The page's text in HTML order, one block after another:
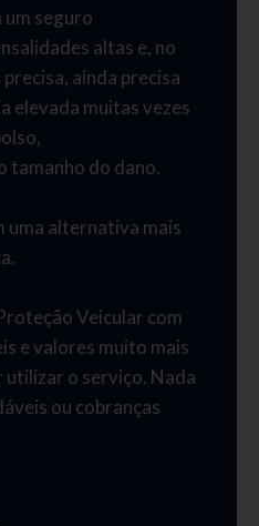
seguro
altas e, no
ainda precisa
elevada muitas vezes
tamanho do dano.
uma alternativa mais
Veicular com
e valores muito mais
o serviço. Nada
ou cobranças